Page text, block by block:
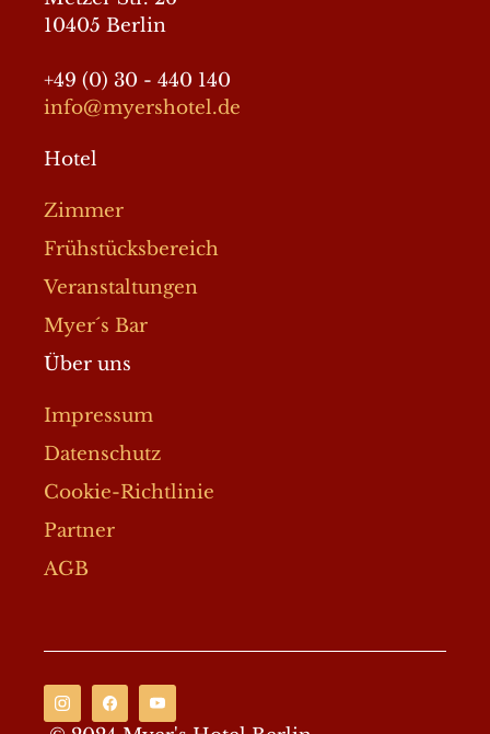
10405 Berlin
+49 (0) 30 - 440 140
info@myershotel.de
Hotel
Zimmer
Frühstücksbereich
Veranstaltungen
Myer´s Bar
Über uns
Impressum
Datenschutz
Cookie-Richtlinie
Partner
AGB